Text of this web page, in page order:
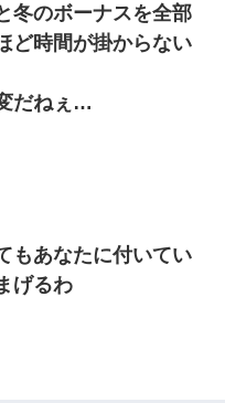
まったという話をしていた
そそくさと話を切り上げて
生活｜ワロタあんてな
が、ツケで宝石を買おうと
い結果がこれ・・・
垂らし嗚咽する私に、猫が
冬のボーナスを全部
ど時間が掛からない
だねぇ…
もあなたに付いてい
げるわ